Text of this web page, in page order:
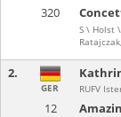
320
S \ Holst
2.
12
GER RUFV